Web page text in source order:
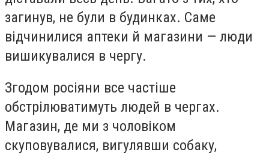
загинув, не були в будинках. Саме
відчинилися аптеки й магазини — люди
вишикувалися в чергу.
Згодом росіяни все частіше
обстрілюватимуть людей в чергах.
Магазин, де ми з чоловіком
скуповувалися, вигулявши собаку,